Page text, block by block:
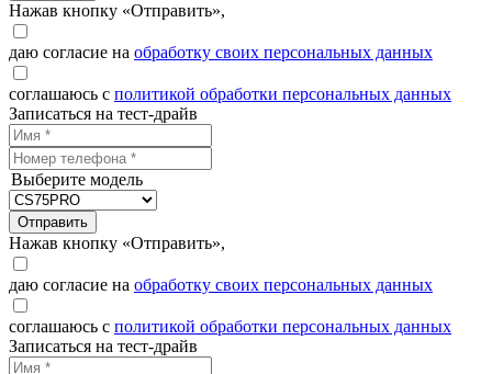
Нажав кнопку «Отправить»,
даю согласие на обработку своих персональных данных
соглашаюсь с политикой обработки персональных данных
Записаться на тест-драйв
Выберите модель
Отправить
Нажав кнопку «Отправить»,
даю согласие на обработку своих персональных данных
соглашаюсь с политикой обработки персональных данных
Записаться на тест-драйв